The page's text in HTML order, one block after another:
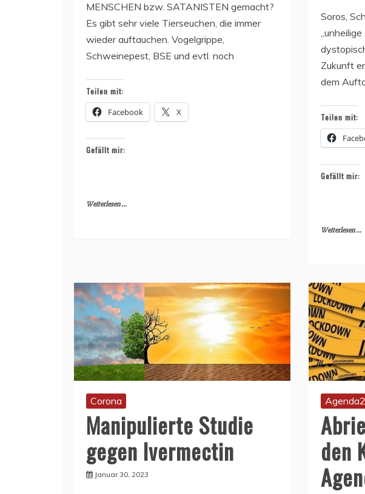
MENSCHEN bzw. SATANISTEN gemacht?
Es gibt sehr viele Tierseuchen, die immer
wieder auftauchen. Vogelgrippe,
Schweinepest, BSE und evtl. noch
Teilen mit:
Facebook X
Gefällt mir:
Weiterlesen ...
Soros,
Zukunft
dem
Teilen mit:
Gefällt mir:
Weiterlesen ...
Corona
Manipulierte Studie
gegen Ivermectin
Januar 30, 2023
den